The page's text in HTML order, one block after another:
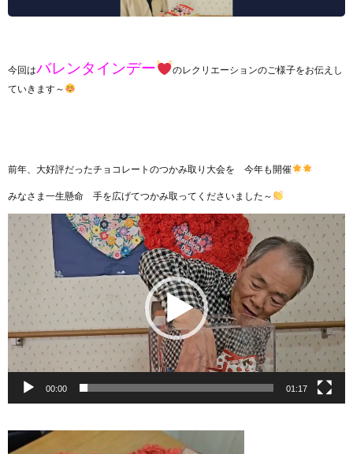
今回はバレンタインデー
のレクリエーションのご様子をお伝えし
ていきます～
前年、大好評だったチョコレートのつかみ取り大会を 今年も開催
みなさま一生懸命 手を広げてつかみ取ってくださいました～
動
画
プ
レ
ー
ヤ
ー
00:00 01:17